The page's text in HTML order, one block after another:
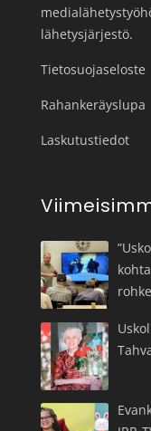
lähetysjärjestö.
Tietosuojaseloste
Rahankeräyslupa
Laskutustiedot